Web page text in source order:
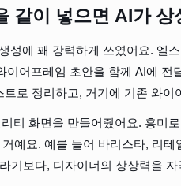
같이 넣으면 AI가 상
성에 꽤 강력하게 쓰였어요. 엘
이어프레임 초안을 함께 AI에 전
로 정리하고, 거기에 기존 와이
티 화면을 만들어줬어요. 흥미
예요. 예를 들어 바리스타, 리
기보다, 디자이너의 상상력을